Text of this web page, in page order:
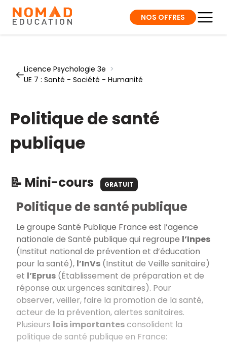
NOS OFFRES
Licence Psychologie 3e >
UE 7 : Santé - Société - Humanité
Politique de santé
publique
📝 Mini-cours GRATUIT
Politique de santé publique
Le groupe Santé Publique France est l’agence
nationale de Santé publique qui regroupe l’Inpes
(Institut national de prévention et d’éducation
pour la santé), l’InVs (Institut de Veille sanitaire)
et l’Eprus (Établissement de préparation et de
réponse aux urgences sanitaires). Pour
observer, veiller, faire la promotion de la santé,
acteur de la prévention, alertes sanitaires.
Plusieurs lois importantesconsolident la
politique de santé publique en France: